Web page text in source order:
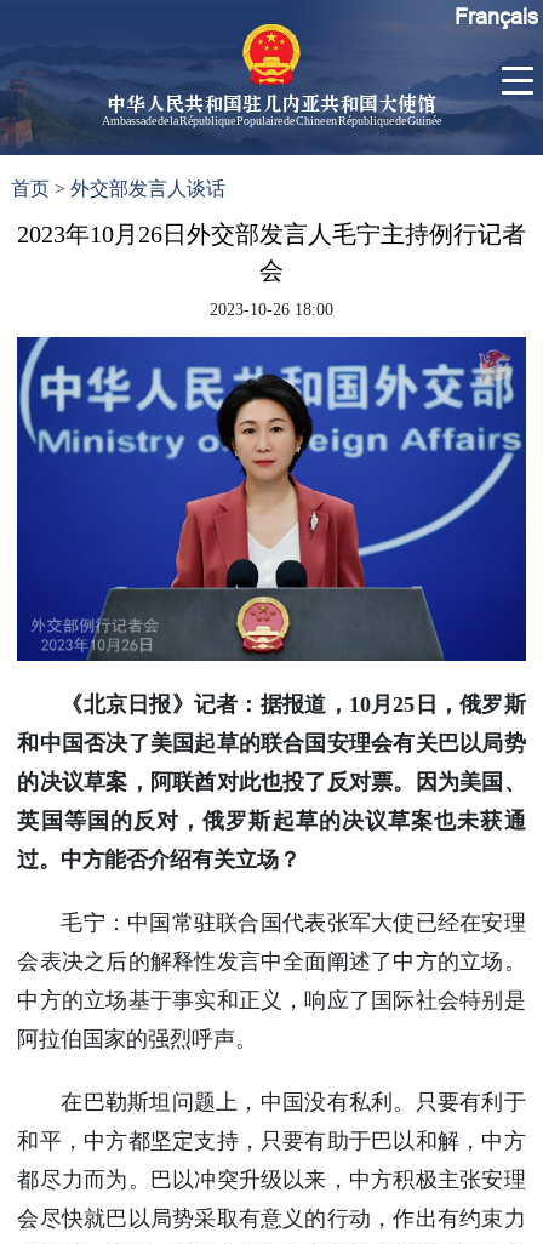
中华人民共和国驻几内亚共和国大使馆
Ambassade de la République Populaire de Chine en République de Guinée
大使信
孙勇大
使简历
中国历
内亚大
使
使馆信
息
导及部
人
联系方
式
使馆掠
几
Français
首页 >外交部发言人谈话
2023年10月26日外交部发言人毛宁主持例行记者
会
2023-10-26 18:00
《北京日报》记者：据报道，10月25日，俄罗斯
和中国否决了美国起草的联合国安理会有关巴以局势
的决议草案，阿联酋对此也投了反对票。因为美国、
英国等国的反对，俄罗斯起草的决议草案也未获通
过。中方能否介绍有关立场？
毛宁：中国常驻联合国代表张军大使已经在安理
会表决之后的解释性发言中全面阐述了中方的立场。
中方的立场基于事实和正义，响应了国际社会特别是
阿拉伯国家的强烈呼声。
在巴勒斯坦问题上，中国没有私利。只要有利于
和平，中方都坚定支持，只要有助于巴以和解，中方
都尽力而为。巴以冲突升级以来，中方积极主张安理
会尽快就巴以局势采取有意义的行动，作出有约束力